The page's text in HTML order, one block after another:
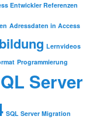
Entwickler Referenzen
Adressdaten in Access
Lernvideos
Programmierung
Server
SQL Server Migration